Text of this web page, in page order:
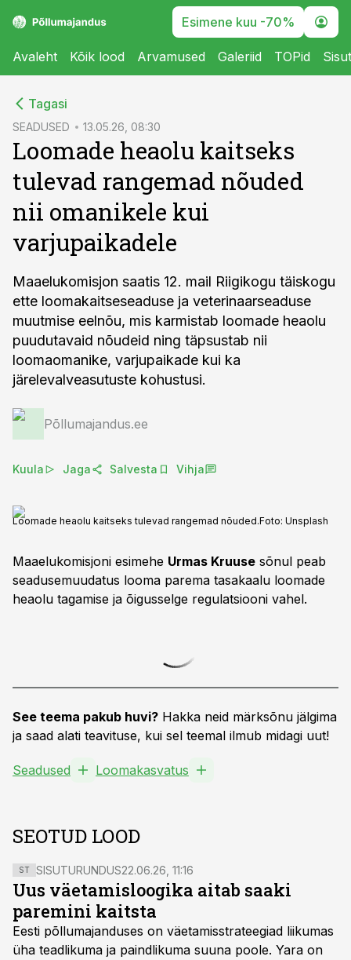
Esimene kuu -70%
Avaleht Kõik lood Arvamused Galeriid TOPid
Tagasi
SEADUSED 13.05.26, 08:30
Loomade heaolu kaitseks
tulevad rangemad nõuded
nii omanikele kui
varjupaikadele
Maaelukomisjon saatis 12. mail Riigikogu täiskogu
ette loomakaitseseaduse ja veterinaarseaduse
muutmise eelnõu, mis karmistab loomade heaolu
puudutavaid nõudeid ning täpsustab nii
loomaomanike, varjupaikade kui ka
järelevalveasutuste kohustusi.
Põllumajandus.ee
Kuula Jaga Salvesta Vihja
Loomade heaolu kaitseks tulevad rangemad nõuded.Foto: Unsplash
Maaelukomisjoni esimehe Urmas Kruuse sõnul peab
seadusemuudatus looma parema tasakaalu loomade
heaolu tagamise ja õigusselge regulatsiooni vahel.
See teema pakub huvi? Hakka neid märksõnu jälgima
ja saad alati teavituse, kui sel teemal ilmub midagi uut!
Seadused Loomakasvatus
SEOTUD LOOD
ST SISUTURUNDUS22.06.26, 11:16
Uus väetamisloogika aitab saaki
paremini kaitsta
Eesti põllumajanduses on väetamisstrateegiad liikumas
üha teadlikuma ja paindlikuma suuna poole. Yara on